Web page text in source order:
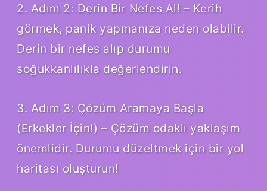
2. Adım 2: Derin Bir Nefes Al! – Kerih
görmek, panik yapmanıza neden olabilir.
Derin bir nefes alıp durumu
soğukkanlılıkla değerlendirin.
3. Adım 3: Çözüm Aramaya Başla
(Erkekler İçin!) – Çözüm odaklı yaklaşım
önemlidir. Durumu düzeltmek için bir yol
haritası oluşturun!